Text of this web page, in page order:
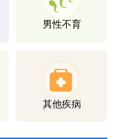
男性不育
其他疾病